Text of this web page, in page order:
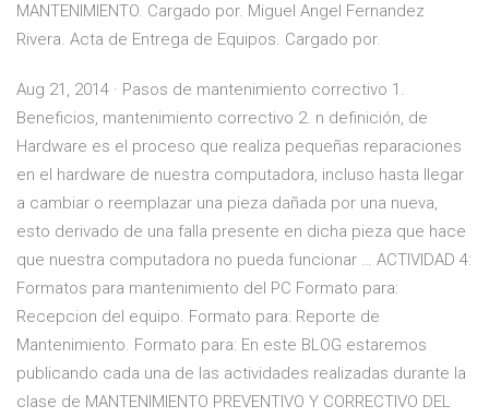
MANTENIMIENTO. Cargado por. Miguel Angel Fernandez
Rivera. Acta de Entrega de Equipos. Cargado por.
Aug 21, 2014 · Pasos de mantenimiento correctivo 1.
Beneficios, mantenimiento correctivo 2. n definición, de
Hardware es el proceso que realiza pequeñas reparaciones
en el hardware de nuestra computadora, incluso hasta llegar
a cambiar o reemplazar una pieza dañada por una nueva,
esto derivado de una falla presente en dicha pieza que hace
que nuestra computadora no pueda funcionar … ACTIVIDAD 4:
Formatos para mantenimiento del PC Formato para:
Recepcion del equipo. Formato para: Reporte de
Mantenimiento. Formato para: En este BLOG estaremos
publicando cada una de las actividades realizadas durante la
clase de MANTENIMIENTO PREVENTIVO Y CORRECTIVO DEL